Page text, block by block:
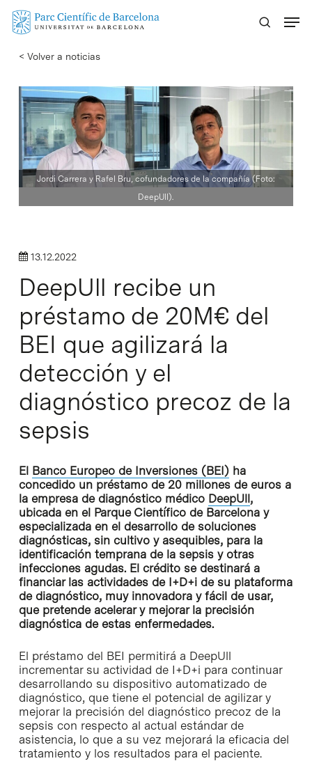
Skip
content
< Volver a noticias
Jordi Carrera y Rafel Bru, cofundadores de la compañía (Foto:
DeepUll).
13.12.2022
DeepUll recibe un
préstamo de 20M€ del
BEI que agilizará la
detección y el
diagnóstico precoz de la
sepsis
El Banco Europeo de Inversiones (BEI)ha
concedido un préstamo de 20 millones de euros a
la empresa de diagnóstico médico DeepUll,
ubicada en el Parque Científico de Barcelona y
especializada en el desarrollo de soluciones
diagnósticas, sin cultivo y asequibles, para la
identificación temprana de la sepsis y otras
infecciones agudas. El crédito se destinará a
financiar las actividades de I+D+i de su plataforma
de diagnóstico, muy innovadora y fácil de usar,
que pretende acelerar y mejorar la precisión
diagnóstica de estas enfermedades.
El préstamo del BEI permitirá a DeepUll
incrementar su actividad de I+D+i para continuar
desarrollando su dispositivo automatizado de
diagnóstico, que tiene el potencial de agilizar y
mejorar la precisión del diagnóstico precoz de la
sepsis con respecto al actual estándar de
asistencia, lo que a su vez mejorará la eficacia del
tratamiento y los resultados para el paciente.